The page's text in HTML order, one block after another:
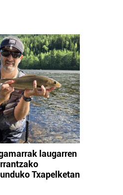
laugarren
Txapelketan